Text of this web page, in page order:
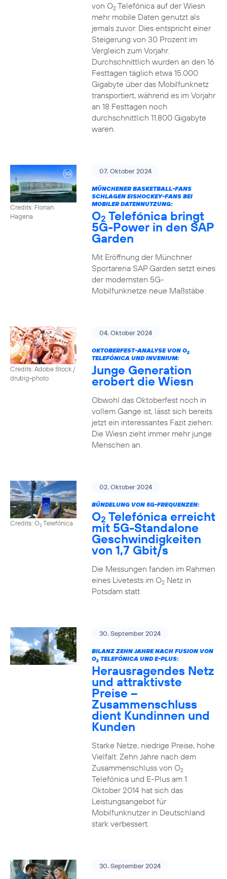
von O2Telefónica auf der Wiesn
mehr mobile Daten genutzt als
jemals zuvor. Dies entspricht einer
Steigerung von 30 Prozent im
Vergleich zum Vorjahr.
Durchschnittlich wurden an den 16
Festtagen täglich etwa 15.000
Gigabyte über das Mobilfunknetz
transportiert, während es im Vorjahr
an 18 Festtagen noch
durchschnittlich 11.800 Gigabyte
waren.
Credits: Florian
Hagena
07. Oktober 2024
MÜNCHENER BASKETBALL-FANS
SCHLAGEN EISHOCKEY-FANS BEI
MOBILER DATENNUTZUNG:
O2 Telefónica bringt
5G-Power in den SAP
Garden
Mit Eröffnung der Münchner
Sportarena SAP Garden setzt eines
der modernsten 5G-
Mobilfunknetze neue Maßstäbe.
Credits: Adobe Stock /
drubig-photo
04. Oktober 2024
OKTOBERFEST-ANALYSE VON O2
TELEFÓNICA UND INVENIUM:
Junge Generation
erobert die Wiesn
Obwohl das Oktoberfest noch in
vollem Gange ist, lässt sich bereits
jetzt ein interessantes Fazit ziehen:
Die Wiesn zieht immer mehr junge
Menschen an.
Credits: O2Telefónica
02. Oktober 2024
BÜNDELUNG VON 5G-FREQUENZEN:
O2 Telefónica erreicht
mit 5G-Standalone
Geschwindigkeiten
von 1,7 Gbit/s
Die Messungen fanden im Rahmen
eines Livetests im O2Netz in
Potsdam statt.
30. September 2024
BILANZ ZEHN JAHRE NACH FUSION VON
O2TELEFÓNICA UND E-PLUS:
Herausragendes Netz
und attraktivste
Preise –
Zusammenschluss
dient Kundinnen und
Kunden
Starke Netze, niedrige Preise, hohe
Vielfalt: Zehn Jahre nach dem
Zusammenschluss von O2
Telefónica und E-Plus am 1.
Oktober 2014 hat sich das
Leistungsangebot für
Mobilfunknutzer in Deutschland
stark verbessert.
30. September 2024